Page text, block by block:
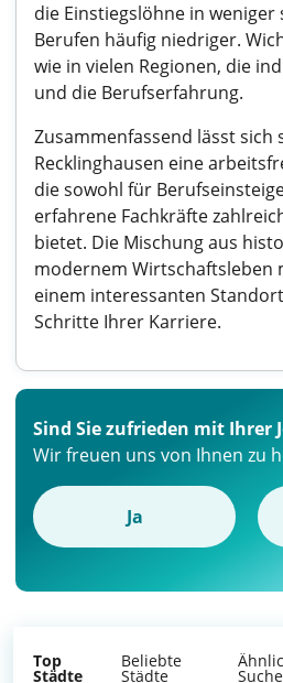
die Einstiegslöhne in weniger
Berufen häufig niedriger.
wie in vielen Regionen, die
und die Berufserfahrung.
Zusammenfassend lässt sich
Recklinghausen eine
die sowohl für
erfahrene Fachkräfte
bietet. Die Mischung aus
modernem Wirtschaftsleben
einem interessanten
Schritte Ihrer Karriere.
Sind Sie zufrieden mit Ihrer
Wir freuen uns von Ihnen zu
Ja
Top
Städte
Beliebte
Städte